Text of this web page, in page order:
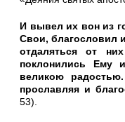
И вывел их вон из
Свои, благословил
отда­ляться от
поклонились Ему
великою
прославляя и
53).